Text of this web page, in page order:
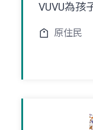
VUVU為孩
原住民